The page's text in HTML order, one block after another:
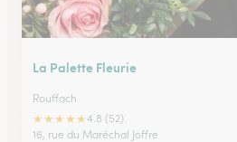
La Palette Fleurie
Rouffach
★★★★★4.8 (52)
16, rue du Maréchal Joffre